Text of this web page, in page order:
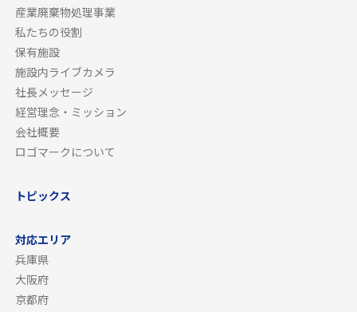
産業廃棄物処理事業
私たちの役割
保有施設
施設内ライブカメラ
社長メッセージ
経営理念・ミッション
会社概要
ロゴマークについて
トピックス
対応エリア
兵庫県
大阪府
京都府